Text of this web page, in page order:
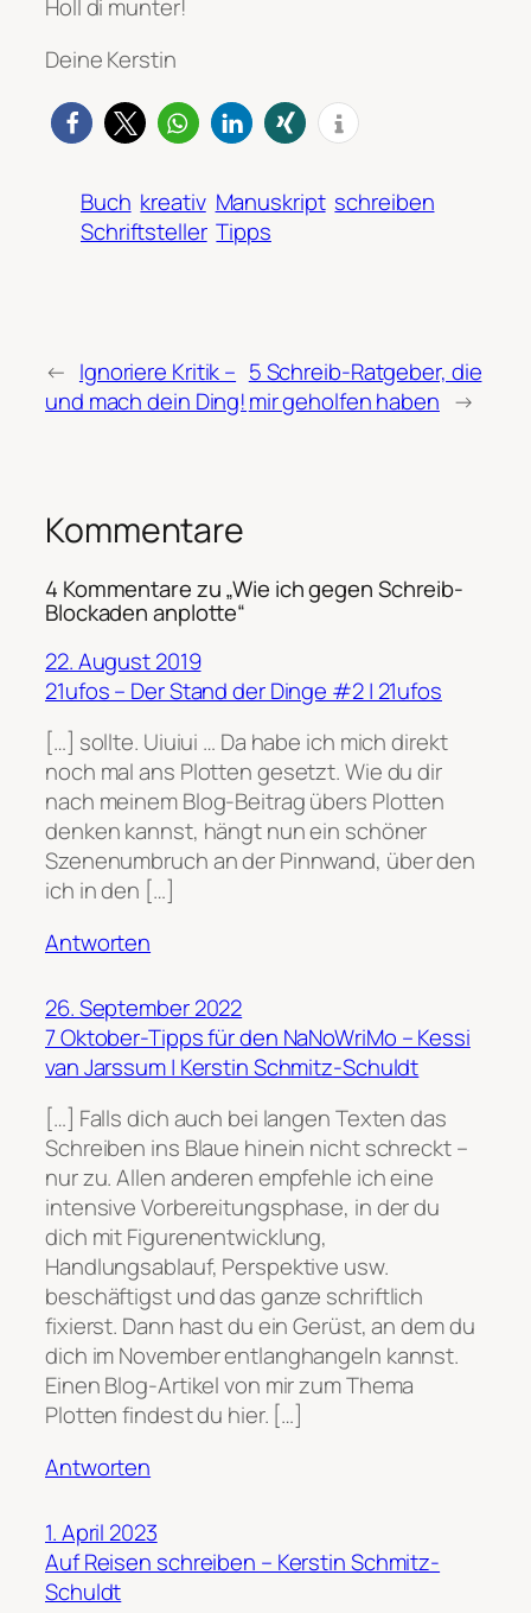
Holl di munter!
Deine Kerstin
Buch kreativ Manuskript schreiben
Schriftsteller Tipps
← Ignoriere Kritik –
und mach dein Ding!
5 Schreib-Ratgeber, die
mir geholfen haben →
Kommentare
4 Kommentare zu „Wie ich gegen Schreib-
Blockaden anplotte“
22. August 2019
21ufos – Der Stand der Dinge #2 | 21ufos
[…] sollte. Uiuiui … Da habe ich mich direkt
noch mal ans Plotten gesetzt. Wie du dir
nach meinem Blog-Beitrag übers Plotten
denken kannst, hängt nun ein schöner
Szenenumbruch an der Pinnwand, über den
ich in den […]
Antworten
26. September 2022
7 Oktober-Tipps für den NaNoWriMo – Kessi
van Jarssum | Kerstin Schmitz-Schuldt
[…] Falls dich auch bei langen Texten das
Schreiben ins Blaue hinein nicht schreckt –
nur zu. Allen anderen empfehle ich eine
intensive Vorbereitungsphase, in der du
dich mit Figurenentwicklung,
Handlungsablauf, Perspektive usw.
beschäftigst und das ganze schriftlich
fixierst. Dann hast du ein Gerüst, an dem du
dich im November entlanghangeln kannst.
Einen Blog-Artikel von mir zum Thema
Plotten findest du hier. […]
Antworten
1. April 2023
Auf Reisen schreiben – Kerstin Schmitz-
Schuldt